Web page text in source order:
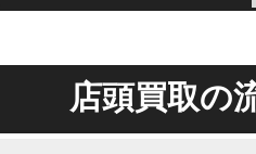
店頭買取の